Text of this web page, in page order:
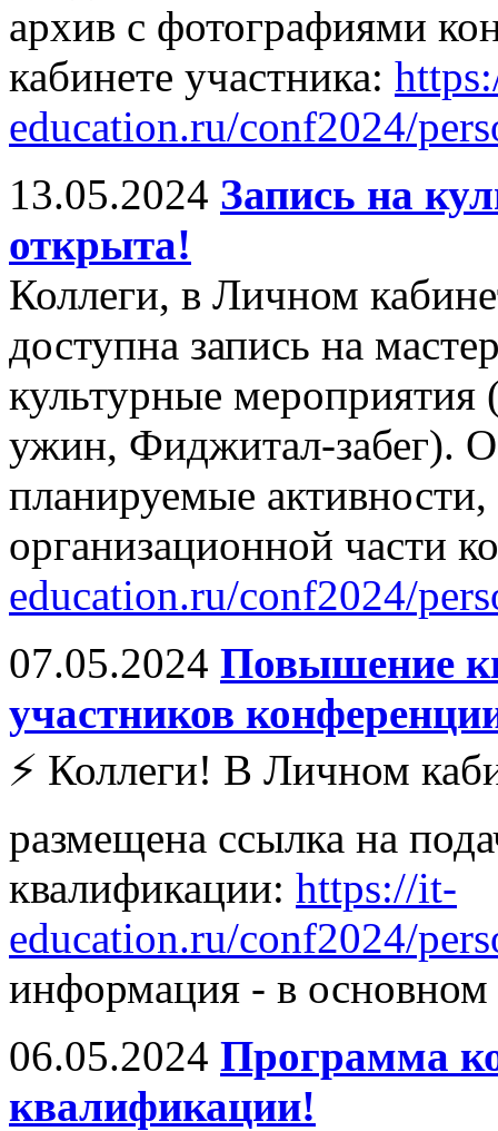
архив с фотографиями
кабинете участника:
education.ru/conf2024/
13.05.2024 Запись на
открыта!
Коллеги, в Личном
доступна запись на
культурные
ужин, Фиджитал-забег).
планируемые
организационной части
education.ru/conf2024/
07.05.2024 Повышение
участников
⚡️ Коллеги! В Личном
размещена ссылка на
квалификации: https://it-
education.ru/conf2024/
информация - в основном
06.05.2024 Программа
квалификации!